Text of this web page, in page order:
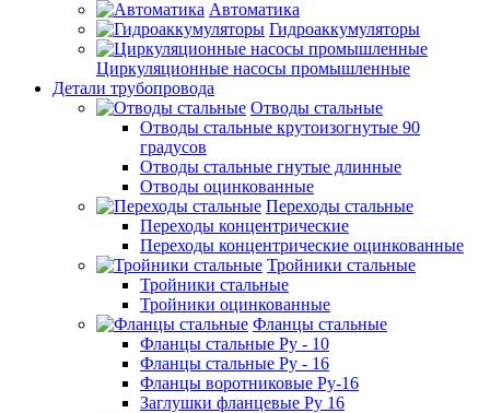
Автоматика
Гидроаккумуляторы
Циркуляционные насосы промышленные
Детали трубопровода
Отводы стальные
Отводы стальные крутоизогнутые 90
градусов
Отводы стальные гнутые длинные
Отводы оцинкованные
Переходы стальные
Переходы концентрические
Переходы концентрические оцинкованные
Тройники стальные
Тройники стальные
Тройники оцинкованные
Фланцы стальные
Фланцы стальные Ру - 10
Фланцы стальные Ру - 16
Фланцы воротниковые Ру-16
Заглушки фланцевые Ру 16